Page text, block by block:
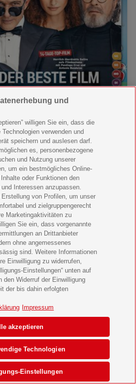
und
willigen Sie ein, dass die
verwenden und
speichern und auslesen darf.
es, personenbezogene
und Nutzung unserer
um ein bestmögliches Online-
oder Funktionen den
Interessen anzupassen.
von Profilen, um unser
und zielgruppengerecht
Marketingaktivitäten zu
Sie ein, dass vorgenannte
an Drittanbieter
ohne angemessenes
sind. Weitere Informationen
Einwilligung zu widerrufen,
Einstellungen“ unten auf
den Widerruf der Einwilligung
der bis dahin erfolgten
Impressum
Einstellungen
Technologien
akzeptieren